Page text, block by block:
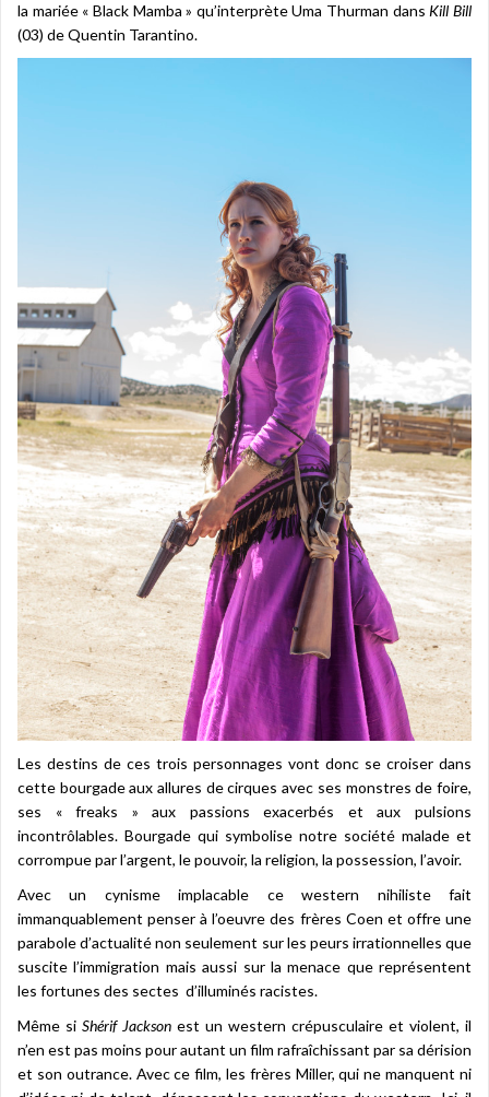
la mariée « Black Mamba » qu’interprète Uma Thurman dans Kill Bill
(03) de Quentin Tarantino.
Les destins de ces trois personnages vont donc se croiser dans
cette bourgade aux allures de cirques avec ses monstres de foire,
ses « freaks » aux passions exacerbés et aux pulsions
incontrôlables. Bourgade qui symbolise notre société malade et
corrompue par l’argent, le pouvoir, la religion, la possession, l’avoir.
Avec un cynisme implacable ce western nihiliste fait
immanquablement penser à l’oeuvre des frères Coen et offre une
parabole d’actualité non seulement sur les peurs irrationnelles que
suscite l’immigration mais aussi sur la menace que représentent
les fortunes des sectes d’illuminés racistes.
Même si Shérif Jackson est un western crépusculaire et violent, il
n’en est pas moins pour autant un film rafraîchissant par sa dérision
et son outrance. Avec ce film, les frères Miller, qui ne manquent ni